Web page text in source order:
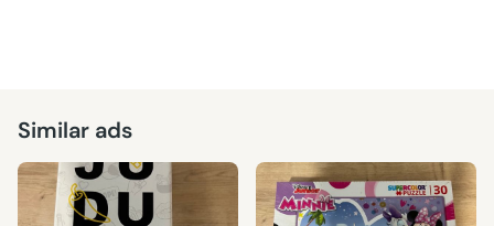
Similar ads